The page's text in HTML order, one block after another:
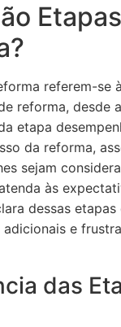
referem-se
reforma, desde
etapa
da reforma,
sejam
às
dessas
e
das